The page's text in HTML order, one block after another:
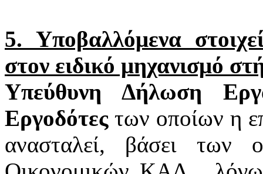
5. Υποβαλλόμενα
στον ειδικό μηχανισμό
Υπεύθυνη Δήλωση
Εργοδότεςτων οποίων η
ανασταλεί, βάσει των